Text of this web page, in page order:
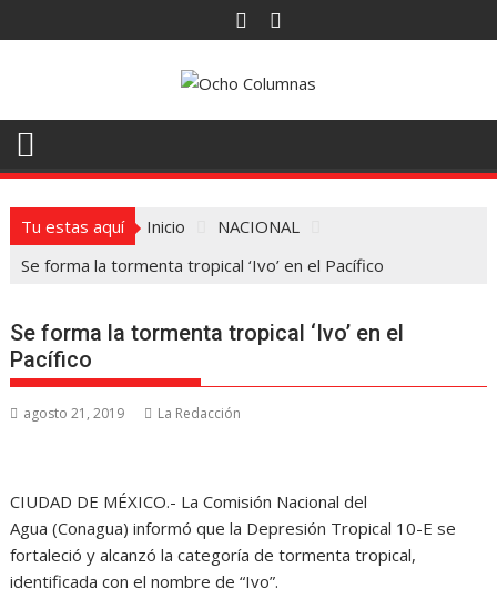
al
Tu estas aquí Inicio
NACIONAL
Se forma la tormenta tropical ‘Ivo’ en el Pacífico
Se forma la tormenta tropical ‘Ivo’ en el
Pacífico
agosto 21, 2019 La Redacción
CIUDAD DE MÉXICO.- La Comisión Nacional del
Agua (Conagua) informó que la Depresión Tropical 10-E se
fortaleció y alcanzó la categoría de tormenta tropical,
identificada con el nombre de “Ivo”.